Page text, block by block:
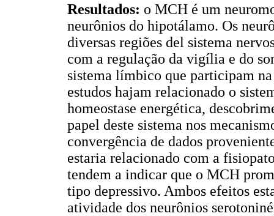
Resultados: o MCH é um
neurônios do hipotálamo. Os
diversas regiões del sistema
com a regulação da vigília e do
sistema límbico que participam
estudos hajam relacionado o
homeostase energética,
papel deste sistema nos
convergência de dados
estaria relacionado com a
tendem a indicar que o MCH
tipo depressivo. Ambos efeitos
atividade dos neurônios